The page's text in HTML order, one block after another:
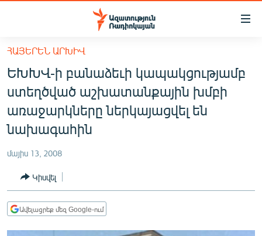
Մատչելիության
հիմնական
բովանդակությանը
Անցնել
հիմնական
մենյուին
Որոնում
ՀԱՅԱՍՏԱՆ
ՔԱՂԱՔԱԿԱՆ
ԸՆՏՐՈՒԹՅՈՒՆՆԵՐ 2026
ՏՆՏԵՍՈՒԹՅՈՒՆ
ՂԱՐԱԲԱՂ
ՊԱՏԵՐԱԶՄԻ 6 ՇԱԲԱԹՆԵՐԸ
ՀԱՅԵՐԵՆ ԱՐԽԻՎ
ԵԽԽՎ-ի բանաձեւի կապակցությամբ
ստեղծված աշխատանքային խմբի
առաջարկները ներկայացվել են
նախագահին
մայիս 13, 2008
Կիսվել
Ավելացրեք մեզ Google-ում